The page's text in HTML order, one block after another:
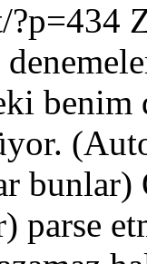
bunlar)
parse